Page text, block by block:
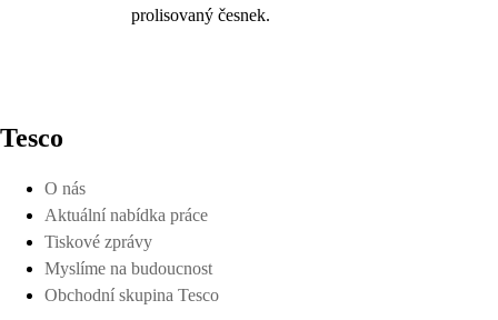
prolisovaný česnek.
Tesco
O nás
Aktuální nabídka práce
Tiskové zprávy
Myslíme na budoucnost
Obchodní skupina Tesco